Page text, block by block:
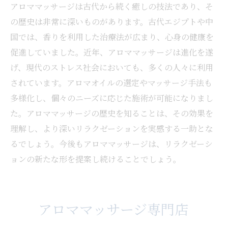
アロママッサージは古代から続く癒しの技法であり、そ
の歴史は非常に深いものがあります。古代エジプトや中
国では、香りを利用した治療法が広まり、心身の健康を
促進していました。近年、アロママッサージは進化を遂
げ、現代のストレス社会においても、多くの人々に利用
されています。アロマオイルの選定やマッサージ手法も
多様化し、個々のニーズに応じた施術が可能になりまし
た。アロママッサージの歴史を知ることは、その効果を
理解し、より深いリラクゼーションを実感する一助とな
るでしょう。今後もアロママッサージは、リラクゼーシ
ョンの新たな形を提案し続けることでしょう。
アロママッサージ専門店